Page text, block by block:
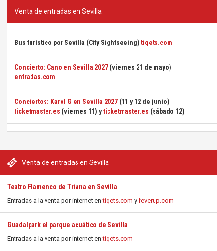
Venta de entradas en Sevilla
Teatro Flamenco de Triana en Sevilla
Entradas a la venta por internet entiqets.com y feverup.com
Guadalpark el parque acuático de Sevilla
Entradas a la venta por internet entiqets.com
Venta de entradas en Sevilla
Bus turístico por Sevilla (City Sightseeing) tiqets.com
Concierto: Cano en Sevilla 2027 (viernes 21 de mayo)
entradas.com
Conciertos: Karol G en Sevilla 2027 (11 y 12 de junio)
ticketmaster.es (viernes 11) yticketmaster.es (sábado 12)